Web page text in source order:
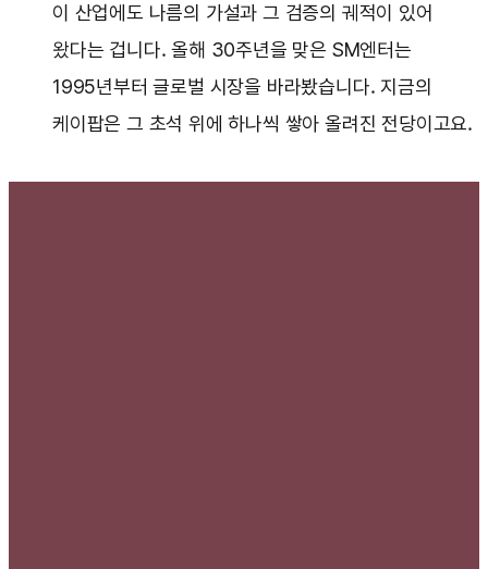
이 산업에도 나름의 가설과 그 검증의 궤적이 있어
왔다는 겁니다. 올해 30주년을 맞은 SM엔터는
1995년부터 글로벌 시장을 바라봤습니다. 지금의
케이팝은 그 초석 위에 하나씩 쌓아 올려진 전당이고요.